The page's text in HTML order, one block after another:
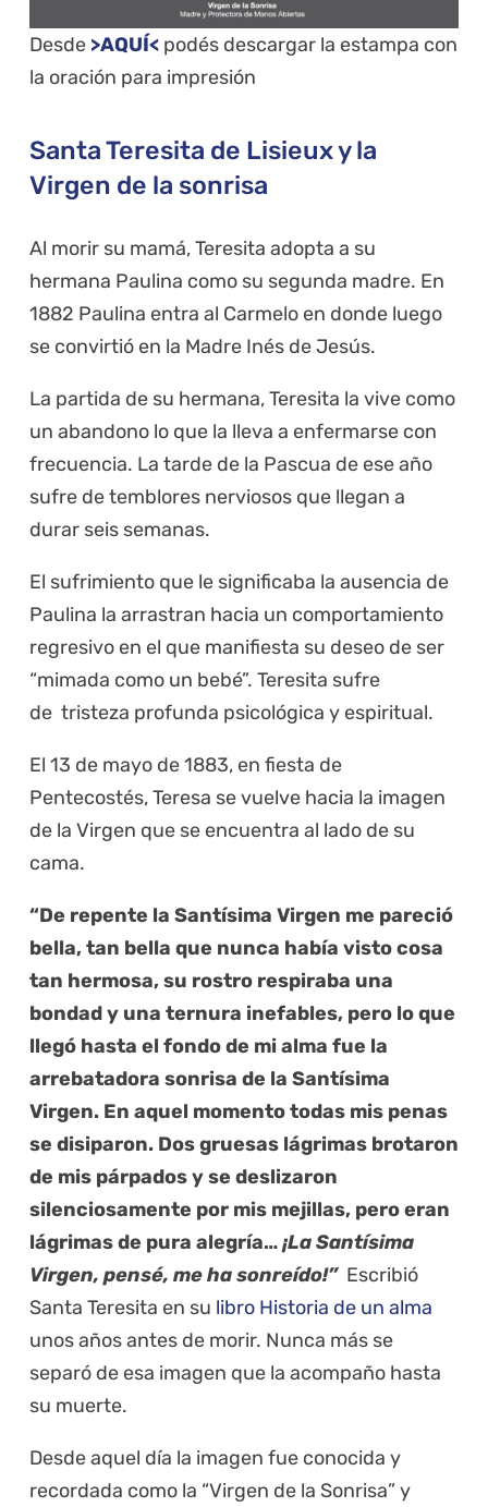
Desde >AQUÍ< podés descargar la estampa con
la oración para impresión
Santa Teresita de Lisieux y la
Virgen de la sonrisa
Al morir su mamá, Teresita adopta a su
hermana Paulina como su segunda madre. En
1882 Paulina entra al Carmelo en donde luego
se convirtió en la Madre Inés de Jesús.
La partida de su hermana, Teresita la vive como
un abandono lo que la lleva a enfermarse con
frecuencia. La tarde de la Pascua de ese año
sufre de temblores nerviosos que llegan a
durar seis semanas.
El sufrimiento que le significaba la ausencia de
Paulina la arrastran hacia un comportamiento
regresivo en el que manifiesta su deseo de ser
“mimada como un bebé”. Teresita sufre
de tristeza profunda psicológica y espiritual.
El 13 de mayo de 1883, en fiesta de
Pentecostés, Teresa se vuelve hacia la imagen
de la Virgen que se encuentra al lado de su
cama.
“De repente la Santísima Virgen me pareció
bella, tan bella que nunca había visto cosa
tan hermosa, su rostro respiraba una
bondad y una ternura inefables, pero lo que
llegó hasta el fondo de mi alma fue la
arrebatadora sonrisa de la Santísima
Virgen. En aquel momento todas mis penas
se disiparon. Dos gruesas lágrimas brotaron
de mis párpados y se deslizaron
silenciosamente por mis mejillas, pero eran
lágrimas de pura alegría…¡La Santísima
Virgen, pensé, me ha sonreído!” Escribió
Santa Teresita en su libro Historia de un alma
unos años antes de morir. Nunca más se
separó de esa imagen que la acompaño hasta
su muerte.
Desde aquel día la imagen fue conocida y
recordada como la “Virgen de la Sonrisa” y